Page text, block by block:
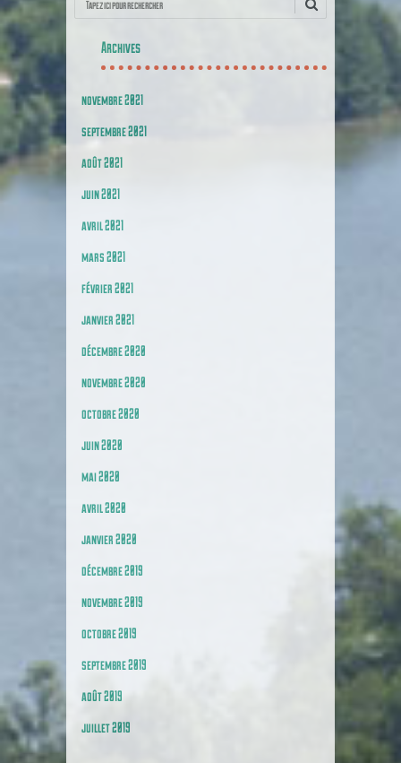
Recherche
Archives
novembre 2021
septembre 2021
août 2021
juin 2021
avril 2021
mars 2021
février 2021
janvier 2021
décembre 2020
novembre 2020
octobre 2020
juin 2020
mai 2020
avril 2020
janvier 2020
décembre 2019
novembre 2019
octobre 2019
septembre 2019
août 2019
juillet 2019